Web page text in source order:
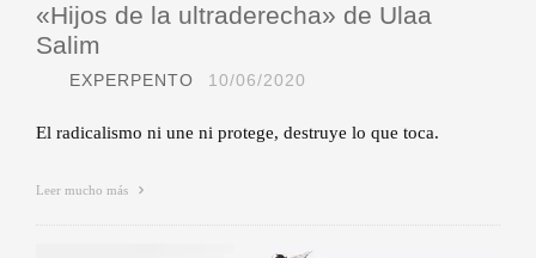
«Hijos de la ultraderecha» de Ulaa
Salim
EXPERPENTO 10/06/2020
El radicalismo ni une ni protege, destruye lo que toca.
Leer mucho más